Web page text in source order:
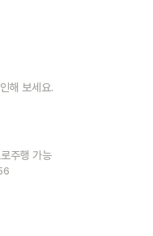
해 보세요.
주행 가능